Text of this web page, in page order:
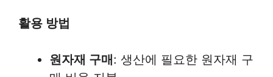
활용 방법
원자재 구매: 생산에 필요한 원자재 구